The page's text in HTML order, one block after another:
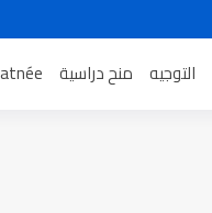
التوجيه منح دراسية